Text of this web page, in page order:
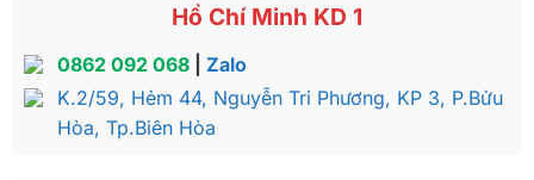
Hồ Chí Minh KD 1
0862 092 068| Zalo
K.2/59, Hẻm 44, Nguyễn Tri Phương, KP 3, P.Bửu
Hòa, Tp.Biên Hòa